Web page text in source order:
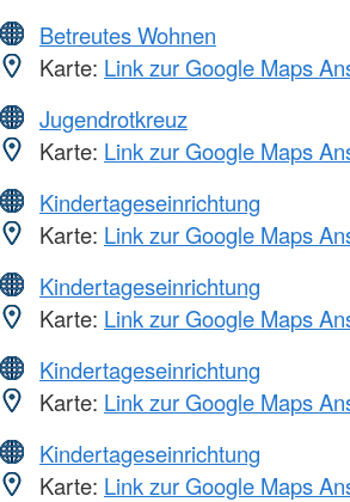
Betreutes Wohnen
Karte: Link zur Google Maps
Jugendrotkreuz
Karte: Link zur Google Maps
Kindertageseinrichtung
Karte: Link zur Google Maps
Kindertageseinrichtung
Karte: Link zur Google Maps
Kindertageseinrichtung
Karte: Link zur Google Maps
Kindertageseinrichtung
Karte: Link zur Google Maps